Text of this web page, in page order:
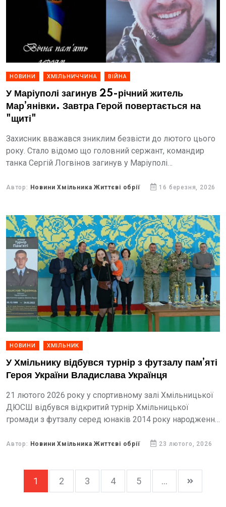
НОВИНИ ХМІЛЬНИЧЧИНА ВІЙНА
У Маріуполі загинув 25-річний житель
Мар’янівки. Завтра Герой повертається на
"щиті"
Захисник вважався зниклим безвісти до лютого цього
року. Стало відомо що головний сержант, командир
танка Сергій Логвінов загинув у Маріуполі
Автор: Новини Хмільника Життєві обрії 16 березня, 2026
НОВИНИ ХМІЛЬНИК
У Хмільнику відбувся турнір з футзалу пам’яті
Героя України Владислава Українця
21 лютого 2026 року у спортивному залі Хмільницької
ДЮСШ відбувся відкритий турнір Хмільницької
громади з футзалу серед юнаків 2014 року народження
України, який...
Автор: Новини Хмільника Життєві обрії 23 лютого, 2026
1 2 3 4 5 ...